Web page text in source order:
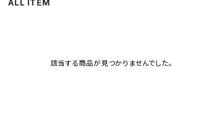
ALL ITEM
該当する商品が見つかりませんでした。